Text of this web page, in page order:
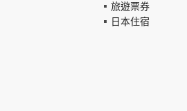
旅遊票券
日本住宿